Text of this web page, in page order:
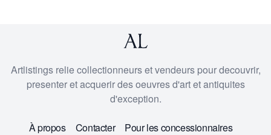
Artlistings relie collectionneurs et vendeurs pour decouvrir,
presenter et acquerir des oeuvres d'art et antiquites
d'exception.
À propos Contacter
Pour les concessionnaires